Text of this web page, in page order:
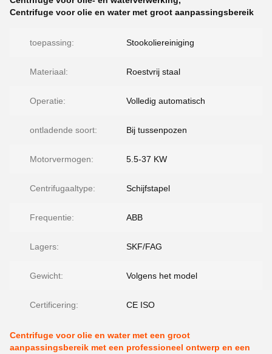
Centrifuge voor olie en water met groot aanpassingsbereik
toepassing: Stookoliereiniging
Materiaal: Roestvrij staal
Operatie: Volledig automatisch
ontladende soort: Bij tussenpozen
Motorvermogen: 5.5-37 KW
Centrifugaaltype: Schijfstapel
Frequentie: ABB
Lagers: SKF/FAG
Gewicht: Volgens het model
Certificering: CE ISO
Centrifuge voor olie en water met een groot
aanpassingsbereik met een professioneel ontwerp en een